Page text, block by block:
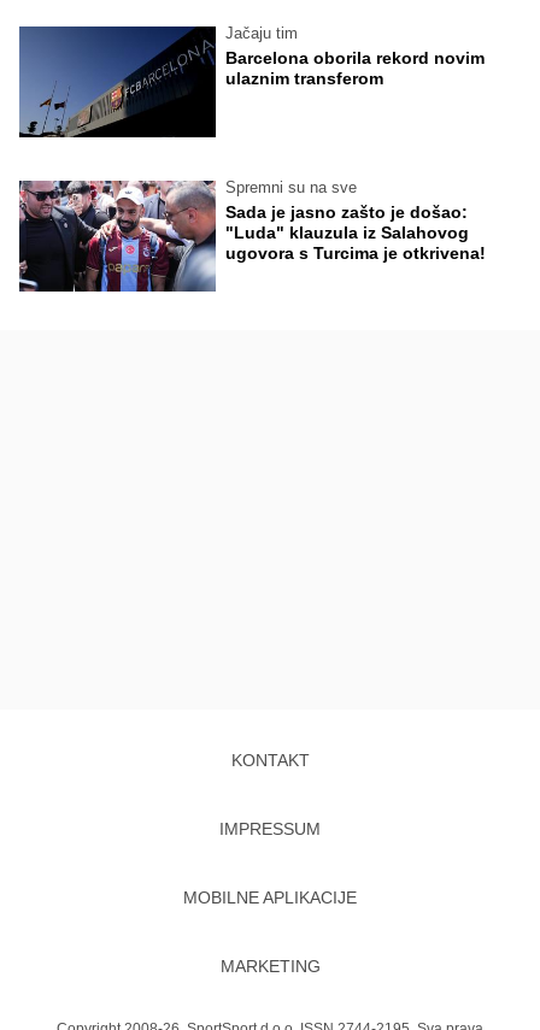
Jačaju tim
Barcelona oborila rekord novim
ulaznim transferom
Spremni su na sve
Sada je jasno zašto je došao:
"Luda" klauzula iz Salahovog
ugovora s Turcima je otkrivena!
KONTAKT
IMPRESSUM
MOBILNE APLIKACIJE
MARKETING